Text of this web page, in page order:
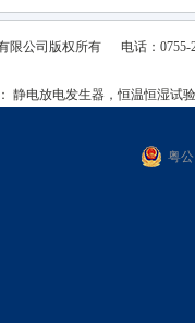
限公司 版权所有 电话：0755-
静电放电发生器，恒温恒湿试
粤公